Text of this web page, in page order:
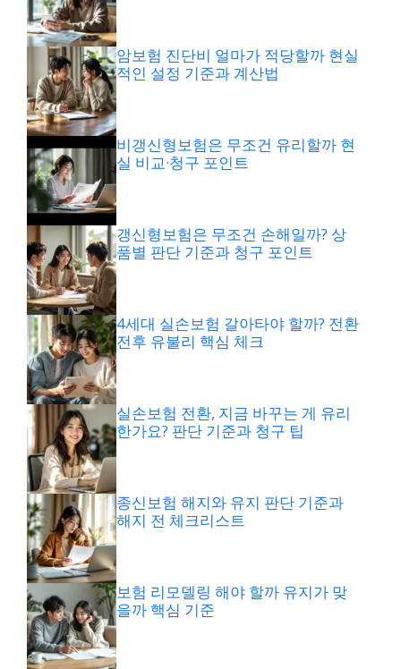
암보험 진단비 얼마가 적당할까 현실
적인 설정 기준과 계산법
비갱신형보험은 무조건 유리할까 현
실 비교·청구 포인트
갱신형보험은 무조건 손해일까? 상
품별 판단 기준과 청구 포인트
4세대 실손보험 갈아타야 할까? 전환
전후 유불리 핵심 체크
실손보험 전환, 지금 바꾸는 게 유리
한가요? 판단 기준과 청구 팁
종신보험 해지와 유지 판단 기준과
해지 전 체크리스트
보험 리모델링 해야 할까 유지가 맞
을까 핵심 기준